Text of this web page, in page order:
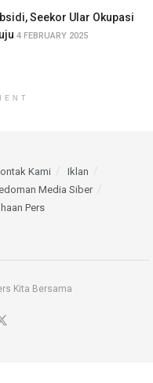
Seekor Ular Okupasi
4 FEBRUARY 2025
Kami
Iklan
Media Siber
Pers
Kita Bersama